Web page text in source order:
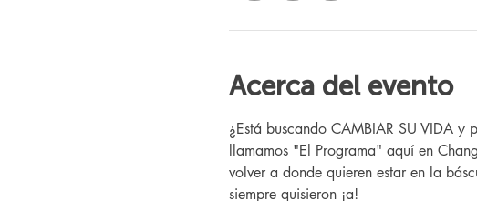
Acerca del evento
¿Está buscando CAMBIAR SU VIDA y
llamamos "El Programa" aquí en
volver a donde quieren estar en la
siempre quisieron ¡a!